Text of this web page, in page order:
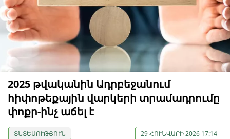
2025 թվականին Ադրբեջանում
հիփոթեքային վարկերի տրամադրումը
փոքր-ինչ աճել է
ՏՆՏԵՍՈՒԹՅՈՒՆ 29 ՀՈՒՆՎԱՐԻ 2026 17:14